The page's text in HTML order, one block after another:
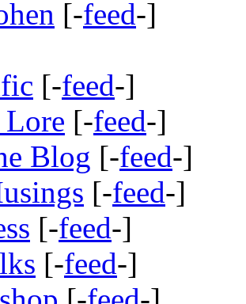
[-feed-]
[-feed-]
[-feed-]
Blog [-feed-]
[-feed-]
[-feed-]
[-feed-]